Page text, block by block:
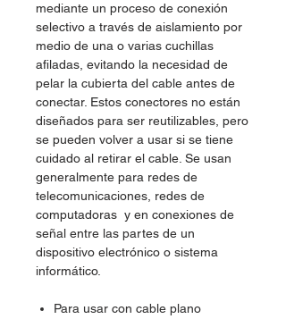
mediante un proceso de conexión
selectivo a través de aislamiento por
medio de una o varias cuchillas
afiladas, evitando la necesidad de
pelar la cubierta del cable antes de
conectar. Estos conectores no están
diseñados para ser reutilizables, pero
se pueden volver a usar si se tiene
cuidado al retirar el cable. Se usan
generalmente para redes de
telecomunicaciones, redes de
computadoras y en conexiones de
señal entre las partes de un
dispositivo electrónico o sistema
informático.
Para usar con cable plano